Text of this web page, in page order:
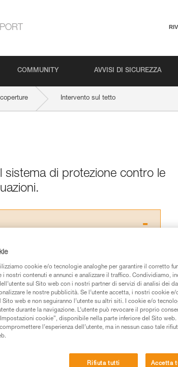
COMMUNITY AVVISI DI SICUREZZA
Intervento sul tetto
sistema di protezione contro le
in questo consiglio prima di
tecnica per poter capire queste
ed un addestramento specifico.
la manovra, da soli, in piena sicurezza,
Ne possono esistere altre che non
cookie e/o tecnologie analoghe per garantire il corretto
i nostri contenuti e annunci e analizzare il traffico. Condividiamo,
sul Sito web con i nostri partner di servizi di analisi dei
le nostre pubblicità. Se l’utente accetta, i nostri cookie
web e non seguiranno l’utente su altri siti. I cookie e/o
durante la navigazione. L’utente può revocare il proprio
cookie”, disponibile nella parte inferiore del Sito
l’esperienza dell’utente, ma in nessun caso tale
Rifiuta tutti Accetta